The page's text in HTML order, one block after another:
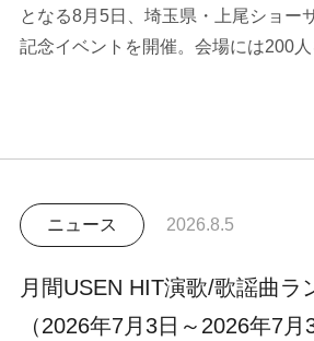
となる8月5日、埼玉県・上尾ショー
記念イベントを開催。会場には200
ニュース 2026.8.5
月間USEN HIT演歌/歌謡曲ラ
（2026年7月3日～2026年7月